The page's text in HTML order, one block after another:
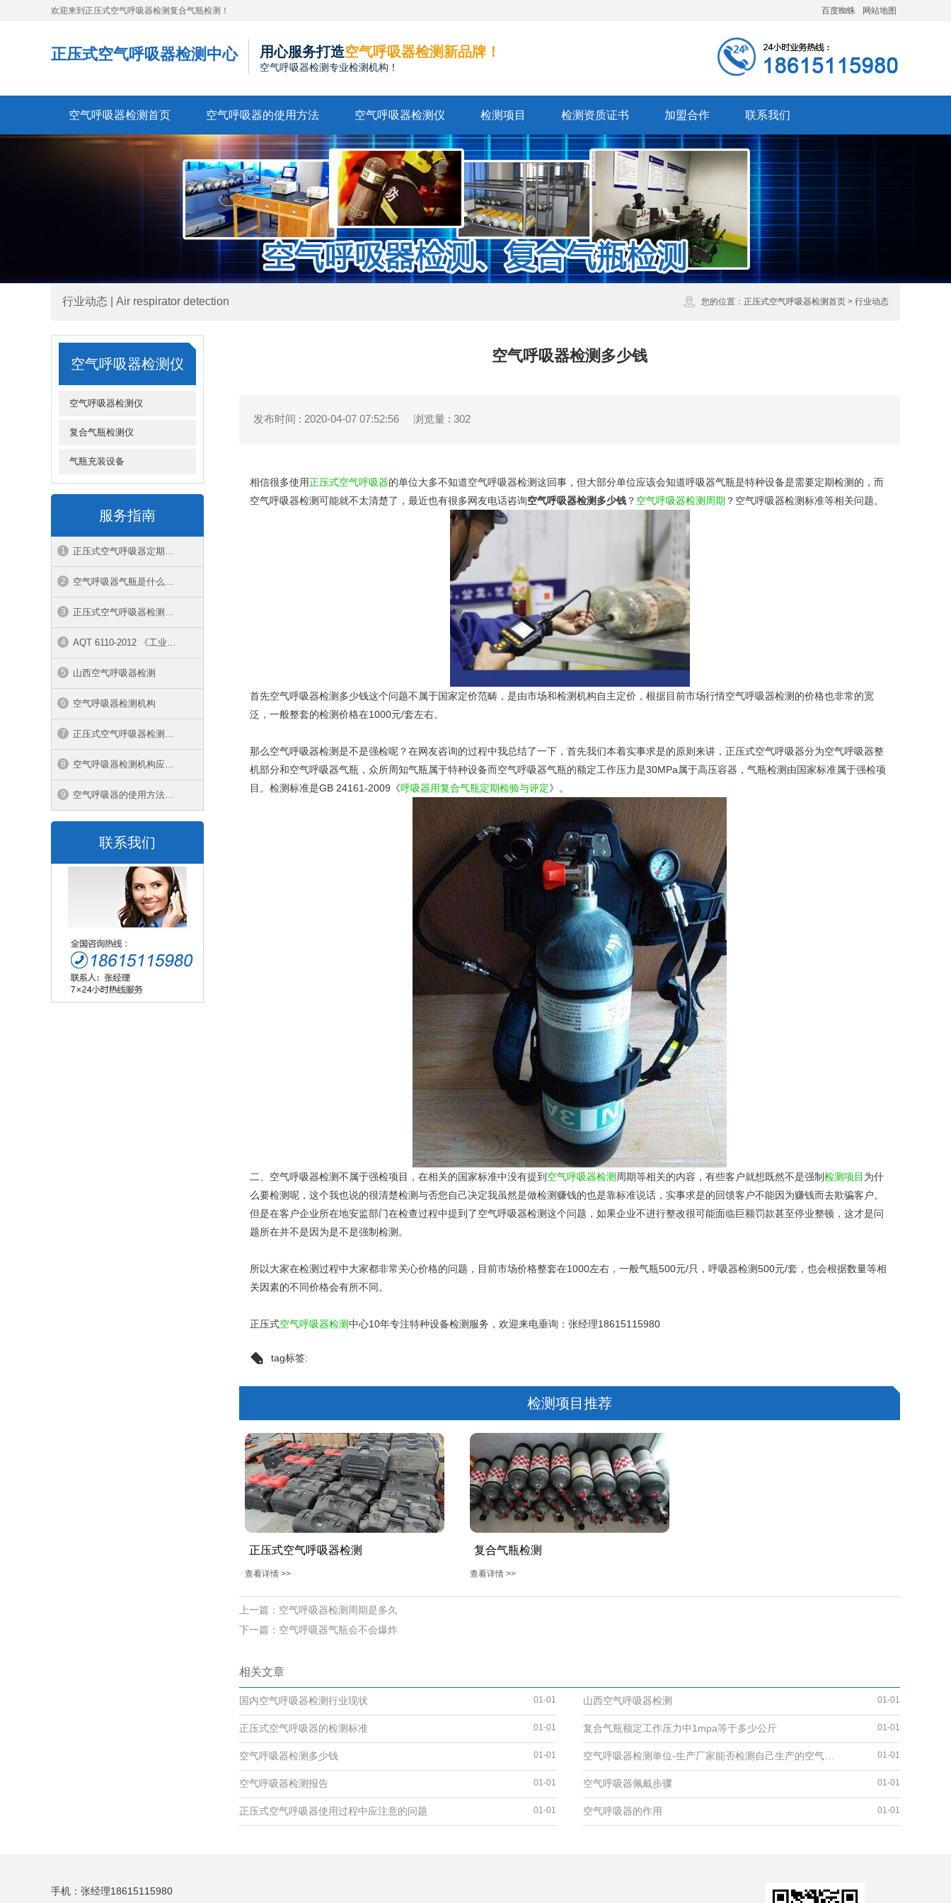
欢迎来到正压式空气呼吸器检测复合气瓶检测！ 网站地图
百度蜘蛛
正压式空气呼吸器检测中心 用心服务打造空气呼吸器检测新品牌！
空气呼吸器检测专业检测机构！
空气呼吸器检测首页 空气呼吸器的使用方法 空气呼吸器检测仪 检测项目 检测资质证书 加盟合作 联系我们
行业动态 | Air respirator detection 您的位置： 正压式空气呼吸器检测首页 > 行业动态
空气呼吸器检测仪
空气呼吸器检测仪
复合气瓶检测仪
气瓶充装设备
服务指南
正压式空气呼吸器定期检测的项目和标准
空气呼吸器气瓶是什么材质
正压式空气呼吸器检测应该去什么部门
AQT 6110-2012 《工业空气呼吸器安全使用维护管理规范》
山西空气呼吸器检测
空气呼吸器检测机构
正压式空气呼吸器检测是什么部门
空气呼吸器检测机构应具备的条件
空气呼吸器的使用方法和注意事项有哪些
联系我们
空气呼吸器检测多少钱
发布时间 : 2020-04-07 07:52:56 浏览量 : 302
相信很多使用正压式空气呼吸器的单位大多不知道空气呼吸器检测这回事，但大部分单位应该会知道呼吸器气瓶是特种设备是需要定期检测的，而
空气呼吸器检测可能就不太清楚了，最近也有很多网友电话咨询空气呼吸器检测多少钱 ？ 空气呼吸器检测周期 ？空气呼吸器检测标准等相关问题。
首先空气呼吸器检测多少钱这个问题不属于国家定价范畴，是由市场和检测机构自主定价，根据目前市场行情空气呼吸器检测的价格也非常的宽
泛，一般整套的检测价格在1000元/套左右。
那么空气呼吸器检测是不是强检呢？在网友咨询的过程中我总结了一下，首先我们本着实事求是的原则来讲，正压式空气呼吸器分为空气呼吸器整
机部分和空气呼吸器气瓶，众所周知气瓶属于特种设备而空气呼吸器气瓶的额定工作压力是30MPa属于高压容器，气瓶检测由国家标准属于强检项
目。检测标准是GB 24161-2009《呼吸器用复合气瓶定期检验与评定》。
二、空气呼吸器检测不属于强检项目，在相关的国家标准中没有提到 空气呼吸器检测 周期等相关的内容，有些客户就想既然不是强制检测项目 为什
么要检测呢，这个我也说的很清楚检测与否您自己决定我虽然是做检测赚钱的也是靠标准说话，实事求是的回馈客户不能因为赚钱而去欺骗客户。
但是在客户企业所在地安监部门在检查过程中提到了空气呼吸器检测这个问题，如果企业不进行整改很可能面临巨额罚款甚至停业整顿，这才是问
题所在并不是因为是不是强制检测。
所以大家在检测过程中大家都非常关心价格的问题，目前市场价格整套在1000左右，一般气瓶500元/只，呼吸器检测500元/套，也会根据数量等相
关因素的不同价格会有所不同。
正压式空气呼吸器检测中心10年专注特种设备检测服务，欢迎来电垂询：张经理18615115980
tag标签:
检测项目推荐
正压式空气呼吸器检测
查看详情 >>
复合气瓶检测
查看详情 >>
上一篇： 空气呼吸器检测周期是多久
下一篇： 空气呼吸器气瓶会不会爆炸
相关文章
国内空气呼吸器检测行业现状 01-01 山西空气呼吸器检测 01-01
正压式空气呼吸器的检测标准 01-01 复合气瓶额定工作压力中1mpa等于多少公斤 01-01
空气呼吸器检测多少钱 01-01 空气呼吸器检测单位-生产厂家能否检测自己生产的空气呼吸器 01-01
空气呼吸器检测报告 01-01 空气呼吸器佩戴步骤 01-01
正压式空气呼吸器使用过程中应注意的问题 01-01 空气呼吸器的作用 01-01
手机：张经理18615115980